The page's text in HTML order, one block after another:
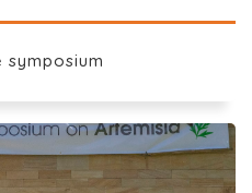
symposium